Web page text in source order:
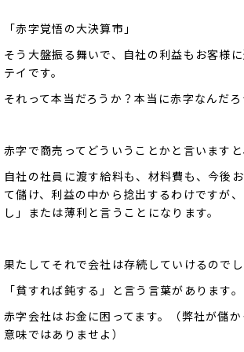
「赤字覚悟の大決算市」
そう大盤振る舞いで、自社の利益もお客様
テイです。
それって本当だろうか？本当に赤字なんだろ
赤字で商売ってどういうことかと言いますと
自社の社員に渡す給料も、材料費も、今後
て儲け、利益の中から捻出するわけですが
し」または薄利と言うことになります。
果たしてそれで会社は存続していけるので
「貧すれば鈍する」と言う言葉があります。
赤字会社はお金に困ってます。（弊社が儲
意味ではありませよ）